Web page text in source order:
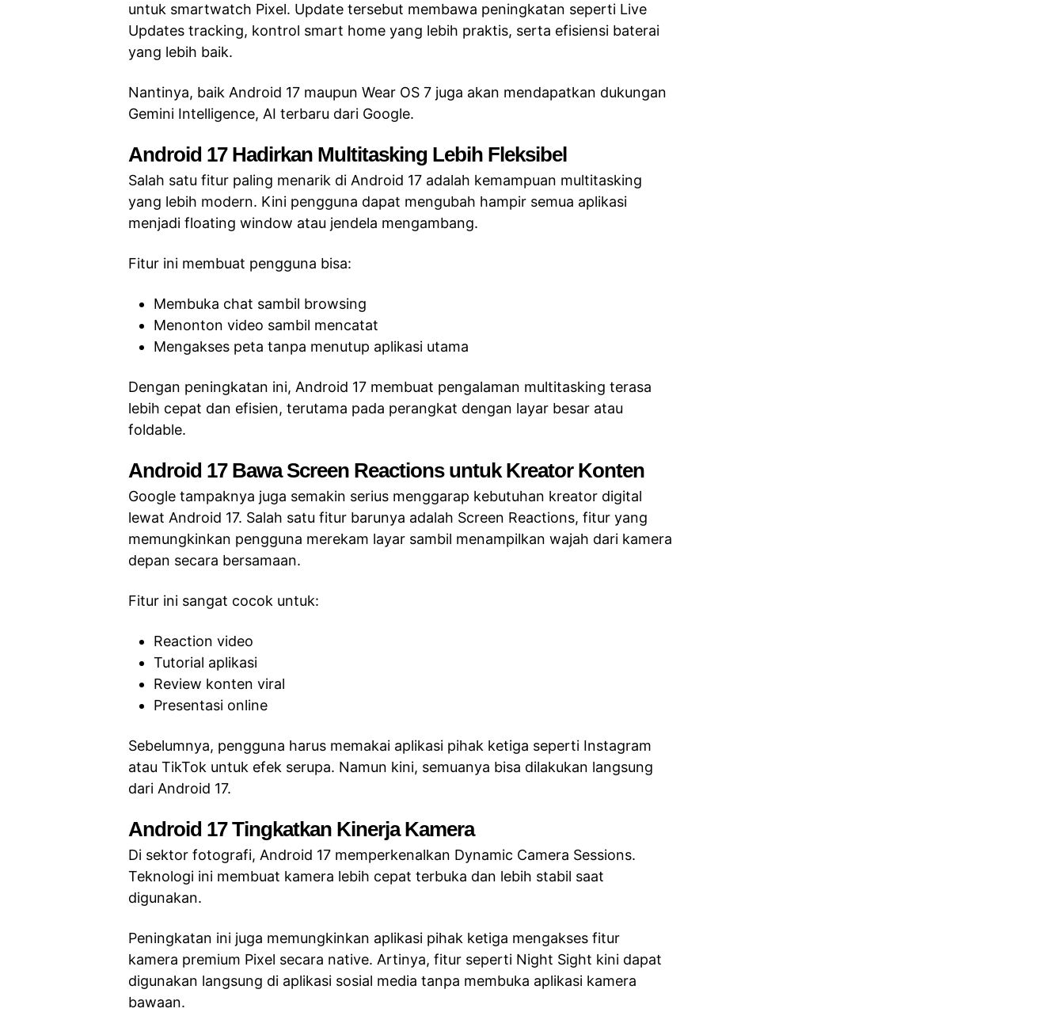
untuk smartwatch Pixel. Update tersebut membawa peningkatan seperti Live
Updates tracking, kontrol smart home yang lebih praktis, serta efisiensi baterai
yang lebih baik.
Nantinya, baik Android 17 maupun Wear OS 7 juga akan mendapatkan dukungan
Gemini Intelligence, AI terbaru dari Google.
Android 17 Hadirkan Multitasking Lebih Fleksibel
Salah satu fitur paling menarik di Android 17 adalah kemampuan multitasking
yang lebih modern. Kini pengguna dapat mengubah hampir semua aplikasi
menjadi floating window atau jendela mengambang.
Fitur ini membuat pengguna bisa:
Membuka chat sambil browsing
Menonton video sambil mencatat
Mengakses peta tanpa menutup aplikasi utama
Dengan peningkatan ini, Android 17 membuat pengalaman multitasking terasa
lebih cepat dan efisien, terutama pada perangkat dengan layar besar atau
foldable.
Android 17 Bawa Screen Reactions untuk Kreator Konten
Google tampaknya juga semakin serius menggarap kebutuhan kreator digital
lewat Android 17. Salah satu fitur barunya adalah Screen Reactions, fitur yang
memungkinkan pengguna merekam layar sambil menampilkan wajah dari kamera
depan secara bersamaan.
Fitur ini sangat cocok untuk:
Reaction video
Tutorial aplikasi
Review konten viral
Presentasi online
Sebelumnya, pengguna harus memakai aplikasi pihak ketiga seperti Instagram
atau TikTok untuk efek serupa. Namun kini, semuanya bisa dilakukan langsung
dari Android 17.
Android 17 Tingkatkan Kinerja Kamera
Di sektor fotografi, Android 17 memperkenalkan Dynamic Camera Sessions.
Teknologi ini membuat kamera lebih cepat terbuka dan lebih stabil saat
digunakan.
Peningkatan ini juga memungkinkan aplikasi pihak ketiga mengakses fitur
kamera premium Pixel secara native. Artinya, fitur seperti Night Sight kini dapat
digunakan langsung di aplikasi sosial media tanpa membuka aplikasi kamera
bawaan.